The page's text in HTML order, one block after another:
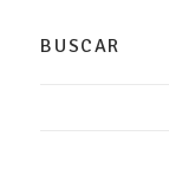
BUSCAR